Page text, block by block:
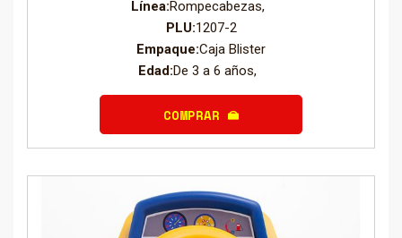
Línea:Rompecabezas,
PLU:1207-2
Empaque:Caja Blister
Edad:De 3 a 6 años,
COMPRAR